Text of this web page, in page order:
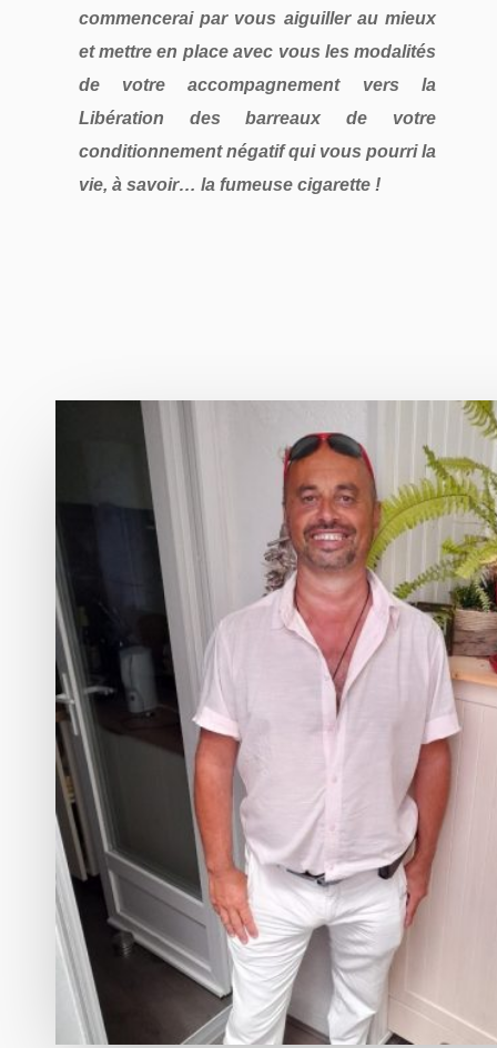
commencerai par vous aiguiller au mieux
et mettre en place avec vous les modalités
de votre accompagnement vers la
Libération des barreaux de votre
conditionnement négatif qui vous pourri la
vie, à savoir… la fumeuse cigarette !